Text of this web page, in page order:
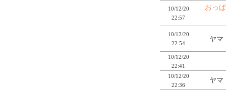
10/12/20
22:57
おっ
10/12/20
22:54
ヤマ
10/12/20
22:41
10/12/20
22:36
ヤマ